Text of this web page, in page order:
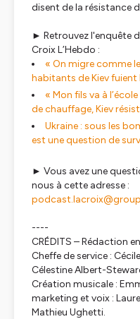
disent de la résistance
► Retrouvez l'enquête
Croix L’Hebdo :
« On migre comme
habitants de Kiev fuient
« Mon fils va à
de chauffage, Kiev
Ukraine : sous les
est une question de
► Vous avez une
nous à cette adresse :
----
CRÉDITS – Rédaction
Cheffe de service :
Célestine Albert-
Création musicale :
marketing et voix :
Mathieu Ughetti.